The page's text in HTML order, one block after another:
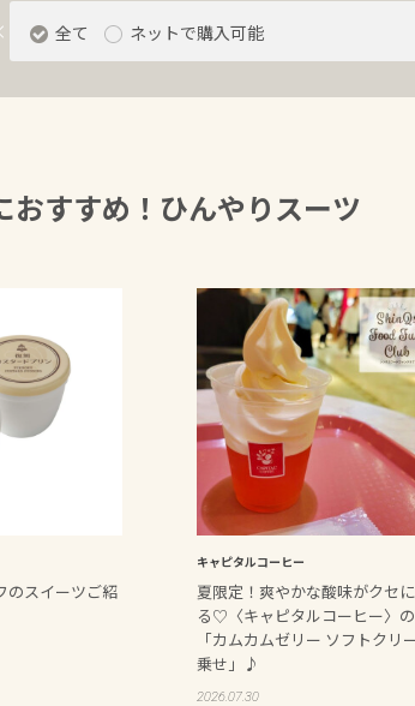
ツ 全て ネットで購入可能
おすすめ！ひんやりスーツ
のスイーツご紹
キャピタルコーヒー
夏限定！爽やかな酸味がクセ
る♡〈キャピタルコーヒー〉の
「カムカムゼリー ソフトクリ
乗せ」♪
2026.07.30